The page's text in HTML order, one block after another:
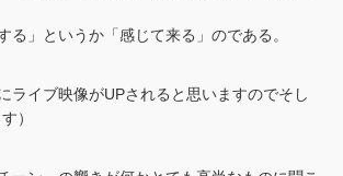
る」というか「感じて来る」のである。
ライブ映像がUPされると思いますのでそし
）